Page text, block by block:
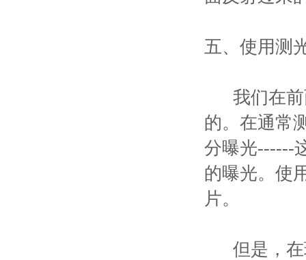
五、使用测
我们在前
的。在通常
分曝光------
的曝光。使
片。
但是，在